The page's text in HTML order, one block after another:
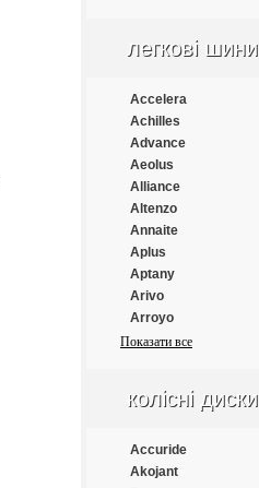
Armforce
Atlander
Aufine
Austone
Autogrip
Barum
Benton
Bestrich
BFGoodrich
Blacklion
Bontyre
Boto
Bridgestone
Changfeng
Compasal
Constancy
легкові шини
Accelera
Achilles
Advance
Aeolus
Alliance
Altenzo
Annaite
Aplus
Aptany
Arivo
Arroyo
Atlander
Austone
Bars
Barum
Показати все
колісні диски
Accuride
Akojant